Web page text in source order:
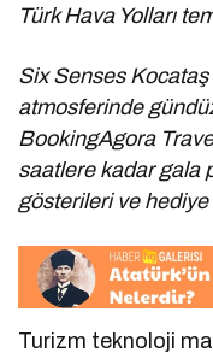
Türk Hava Yolları
Six Senses
atmosferinde
BookingAgora
saatlere kadar gala
gösterileri ve
Turizm teknoloji